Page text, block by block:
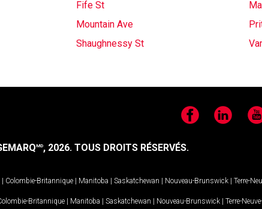
Fife St
Mountain Ave
Shaughnessy St
FacebookLinkedIn
MD, 2026. TOUS DROITS RÉSERVÉS.
| Colombie-Britannique | Manitoba | Saskatchewan | Nouveau-Brunswick | Terre-
Britannique | Manitoba | Saskatchewan | Nouveau-Brunswick | Terre-